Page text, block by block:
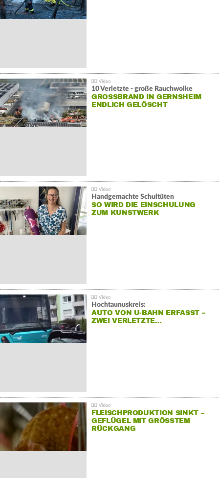
10 Verletzte - große Rauchwolke
GROSSBRAND IN GERNSHEIM E
NDLICH GELÖSCHT
Handgemachte Schultüten
SO WIRD DIE EINSCHULUNG
ZUM KUNSTWERK
Hochtaunuskreis:
AUTO VON U-BAHN ERFASST –
ZWEI VERLETZTE…
FLEISCHPRODUKTION SINKT –
GEFLÜGEL MIT GRÖSSTEM R
ÜCKGANG